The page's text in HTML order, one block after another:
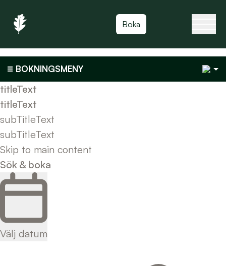
Boka
BOKNINGSMENY
titleText
titleText
subTitleText
subTitleText
Skip to main content
Sök & boka
Välj datum